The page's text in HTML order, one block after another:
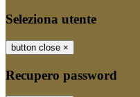
Seleziona utente
button close ×
Recupero password